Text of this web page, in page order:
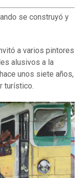
se construyó y
a varios pintores
alusivos a la
unos siete años,
turístico.